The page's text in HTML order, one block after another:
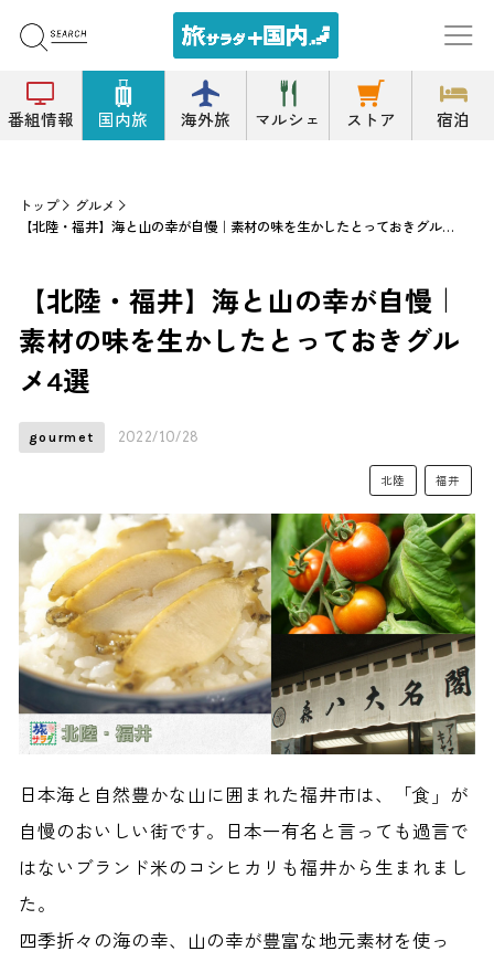
番組情報 国内旅 海外旅 マルシェ ストア 宿泊
トップ
グルメ
【北陸・福井】海と山の幸が自慢｜素材の味を生かしたとっておきグルメ4選
【北陸・福井】海と山の幸が自慢｜
素材の味を生かしたとっておきグル
メ4選
gourmet 2022/10/28
北陸 福井
日本海と自然豊かな山に囲まれた福井市は、「食」が
自慢のおいしい街です。日本一有名と言っても過言で
はないブランド米のコシヒカリも福井から生まれまし
た。
四季折々の海の幸、山の幸が豊富な地元素材を使っ